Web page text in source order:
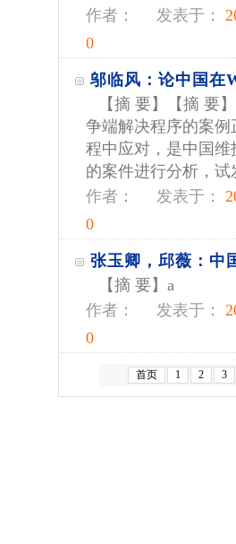
作者：
发表于：
0
邬临风：论中国在
【摘 要】【摘 要
争端解决程序的案
程中应对，是中国
的案件进行分析，
作者：
发表于：
0
张玉卿，邱薇：中
【摘 要】a
作者：
发表于：
0
首页 1 2 3